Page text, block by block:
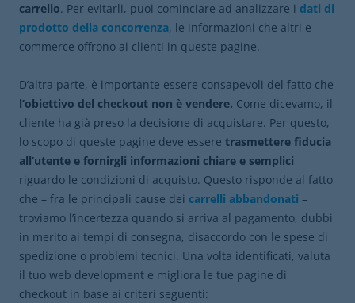
carrello. Per evitarli, puoi cominciare ad analizzare i dati di
prodotto della concorrenza, le informazioni che altri e-
commerce offrono ai clienti in queste pagine.
D’altra parte, è importante essere consapevoli del fatto che
l’obiettivo del checkout non è vendere. Come dicevamo, il
cliente ha già preso la decisione di acquistare. Per questo,
lo scopo di queste pagine deve essere trasmettere fiducia
all’utente e fornirgli informazioni chiare e semplici
riguardo le condizioni di acquisto. Questo risponde al fatto
che – fra le principali cause dei carrelli abbandonati –
troviamo l’incertezza quando si arriva al pagamento, dubbi
in merito ai tempi di consegna, disaccordo con le spese di
spedizione o problemi tecnici. Una volta identificati, valuta
il tuo web development e migliora le tue pagine di
checkout in base ai criteri seguenti: